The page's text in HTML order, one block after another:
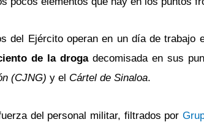
del Ejército operan en un día de trabajo
de la drogadecomisada en sus
(CJNG) y el Cártel de Sinaloa.
del personal militar, filtrados por